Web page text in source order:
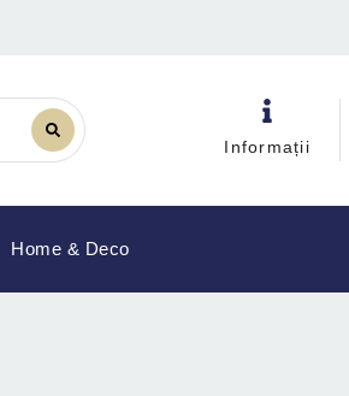
Informații
Home & Deco